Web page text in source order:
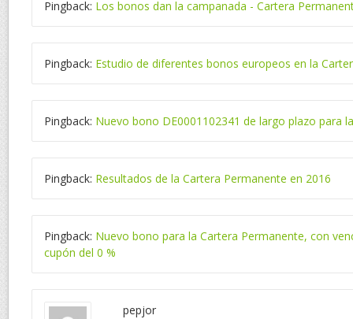
Pingback: Los bonos dan la campanada - Cartera
Pingback: Estudio de diferentes bonos europeos en la
Pingback: Nuevo bono DE0001102341 de largo plazo para
Pingback: Resultados de la Cartera Permanente en 2016
Pingback: Nuevo bono para la Cartera Permanente, con
cupón del 0 %
pepjor